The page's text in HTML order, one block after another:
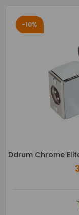
-10%
Ddrum Chrome